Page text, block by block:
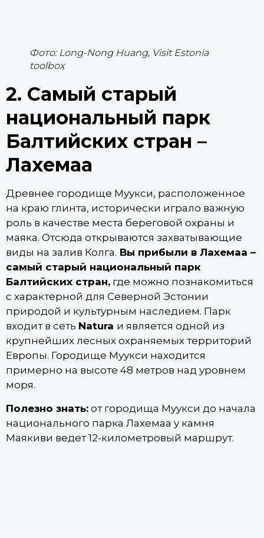
Фото: Long-Nong Huang, Visit Estonia
toolbox
2. Самый старый
национальный парк
Балтийских стран –
Лахемаа
Древнее городище Муукси, расположенное
на краю глинта, исторически играло важную
роль в качестве места береговой охраны и
маяка. Отсюда открываются захватывающие
виды на залив Колга. Вы прибыли в Лахемаа –
самый старый национальный парк
Балтийских стран, где можно познакомиться
с характерной для Северной Эстонии
природой и культурным наследием. Парк
входит в сеть Natura и является одной из
крупнейших лесных охраняемых территорий
Европы. Городище Муукси находится
примерно на высоте 48 метров над уровнем
моря.
Полезно знать: от городища Муукси до начала
национального парка Лахемаа у камня
Маякиви ведет 12-километровый маршрут.